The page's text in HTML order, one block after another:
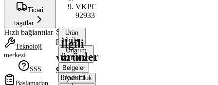
Ticari
taşıtlar
Hızlı bağlantılar
Teknoloji
merkezi
SSS
Başlamadan
VKPC
92933
Su
pompası
VKPC
92933
Ürün
bilgileri
Onarım
talimatları
Belgeler
Uyumluluk
İlgili
ürünler
Product